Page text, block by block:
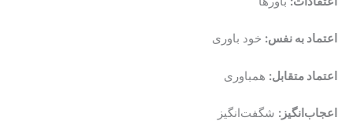
اعتماد به نفس: خود باوری
اعتماد متقابل: همباوری
اعجاب‌انگیز: شگفت‌انگیز